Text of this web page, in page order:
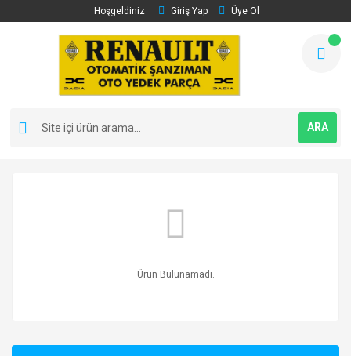
Hoşgeldiniz Giriş Yap Üye Ol
ARA
Ürün Bulunamadı.